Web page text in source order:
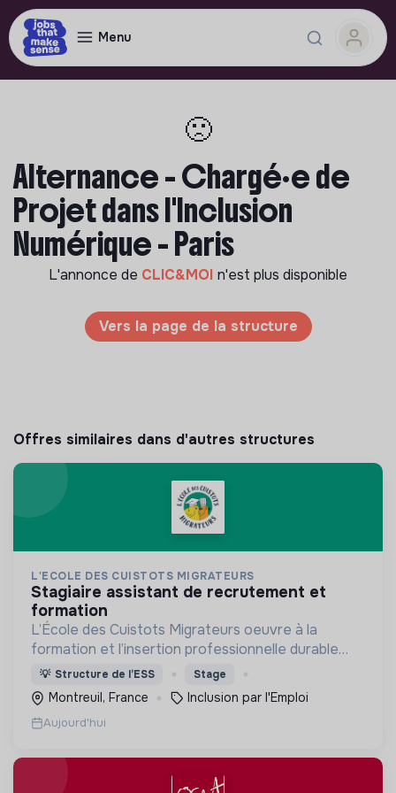
Menu
🙁
Alternance - Chargé·e de
Projet dans l'Inclusion
Numérique - Paris
L'annonce de CLIC&MOI n'est plus disponible
Vers la page de la structure
Offres similaires dans d'autres structures
L'ECOLE DES CUISTOTS MIGRATEURS
stagiaire assistant de recrutement et
formation
L’École des Cuistots Migrateurs oeuvre à la
formation et l’insertion professionnelle durable
des personnes réfugiées et ressortissants de
pays tiers allophones par les métiers de la
restauration .
💡 Structure de l’ESS Stage
Montreuil, France Inclusion par l'Emploi
Aujourd'hui